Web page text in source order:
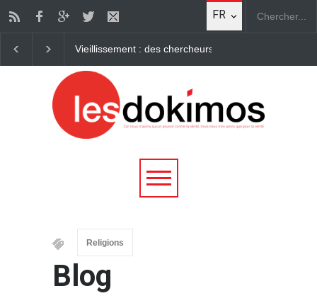
FR
Vieillissement : des chercheurs parviennent à
Religions
Blog